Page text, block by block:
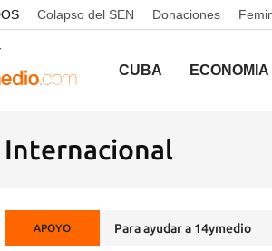
Colapso del SEN Donaciones
CUBA ECONOMÍA
Internacional
APOYO Para ayudar a 14ymedio